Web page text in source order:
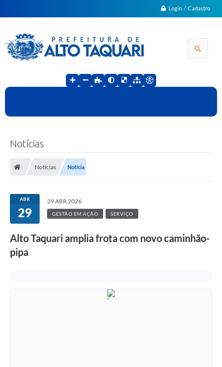
Login / Cadastro
Notícias
Notícias Notícia
ABR
29
29 ABR 2026
GESTÃO EM AÇÃO SERVIÇO
Alto Taquari amplia frota com novo caminhão-
pipa